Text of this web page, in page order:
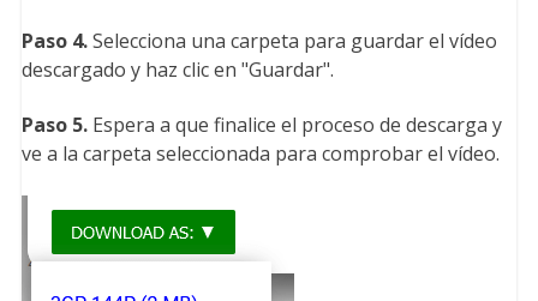
Paso 4.Selecciona una carpeta para guardar el vídeo
descargado y haz clic en "Guardar".
Paso 5.Espera a que finalice el proceso de descarga y
ve a la carpeta seleccionada para comprobar el vídeo.